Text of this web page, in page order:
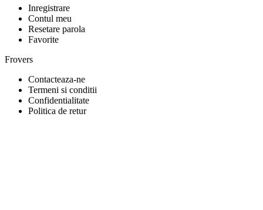
Inregistrare
Contul meu
Resetare parola
Favorite
Frovers
Contacteaza-ne
Termeni si conditii
Confidentialitate
Politica de retur